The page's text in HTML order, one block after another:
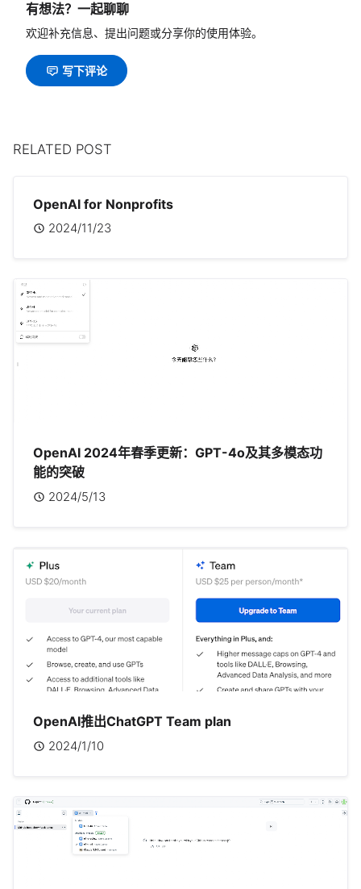
有想法？一起聊聊
欢迎补充信息、提出问题或分享你的使用体验。
写下评论
RELATED POST
OpenAI for Nonprofits
2024/11/23
OpenAI 2024年春季更新：GPT-4o及其多模态功
能的突破
2024/5/13
OpenAI推出ChatGPT Team plan
2024/1/10